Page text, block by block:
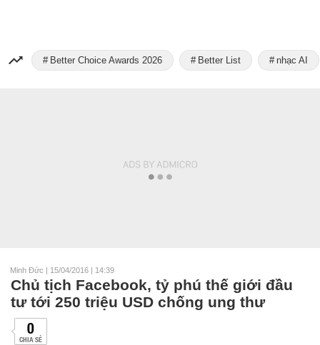
Better Choice Awards 2026 Better List nhạc AI
Minh Đức | 15/04/2016 | 14:39
Chủ tịch Facebook, tỷ phú thế giới đầu
tư tới 250 triệu USD chống ung thư
0
CHIA SẺ